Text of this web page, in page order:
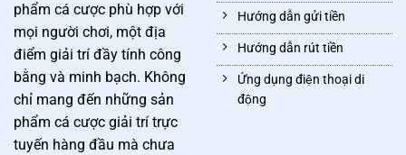
phẩm cá cược phù hợp với
mọi người chơi, một địa
điểm giải trí đầy tính công
bằng và minh bạch. Không
chỉ mang đến những sản
phẩm cá cược giải trí trực
tuyến hàng đầu mà chưa
Hướng dẫn gửi tiền
Hướng dẫn rút tiền
Ứng dụng điện thoại di
động